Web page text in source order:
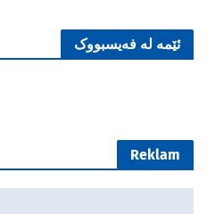
ئێمە لە فەیسبووک
Reklam